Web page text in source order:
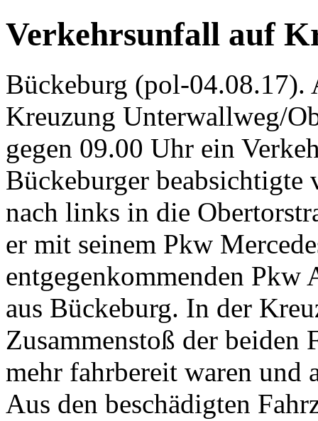
Verkehrsunfall auf
Bückeburg (pol-04.08.17).
Kreuzung Unterwallweg/
gegen 09.00 Uhr ein
Bückeburger
nach links in die
er mit seinem Pkw
entgegenkommenden Pkw
aus Bückeburg. In der
Zusammenstoß der beiden
mehr fahrbereit waren und
Aus den beschädigten